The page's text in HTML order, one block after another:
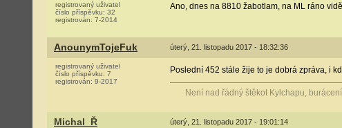
registrovaný uživatel
číslo příspěvku: 32
registrován: 7-2014
Ano, dnes na 8810 žabotlam, na ML ráno
AnounymTojeFuk úterý, 21. listopadu 2017 - 18:32:36
registrovaný uživatel
číslo příspěvku: 7
registrován: 9-2017
Poslední 452 stále žije to je dobrá zpráva, i
Není nad řádný štěkot Kylchapu,
Michal_Ř úterý, 21. listopadu 2017 - 19:01:14